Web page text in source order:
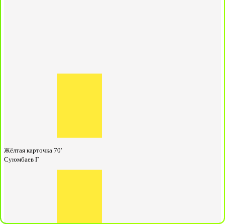
Жёлтая карточка 70'
Суюмбаев Г